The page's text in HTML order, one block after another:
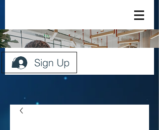
Sign Up